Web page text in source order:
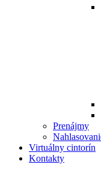
Prenájmy
Virtuálny cintorín
Kontakty